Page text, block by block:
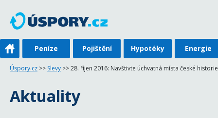
Peníze Pojištění Hypotéky Energie
Úspory.cz >> Slevy >> 28. říjen 2016: Navštivte úchvatná místa české historie
Aktuality